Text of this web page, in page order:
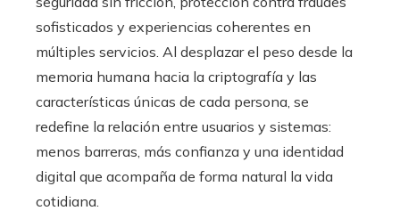
sofisticados y experiencias coherentes en
múltiples servicios. Al desplazar el peso desde la
memoria humana hacia la criptografía y las
características únicas de cada persona, se
redefine la relación entre usuarios y sistemas:
menos barreras, más confianza y una identidad
digital que acompaña de forma natural la vida
cotidiana.